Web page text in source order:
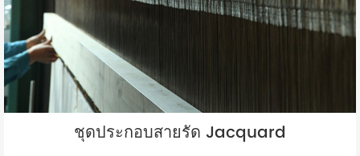
ชุดประกอบสายรัด Jacquard